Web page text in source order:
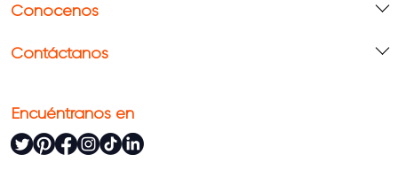
Conócenos
Contáctanos
Encuéntranos en